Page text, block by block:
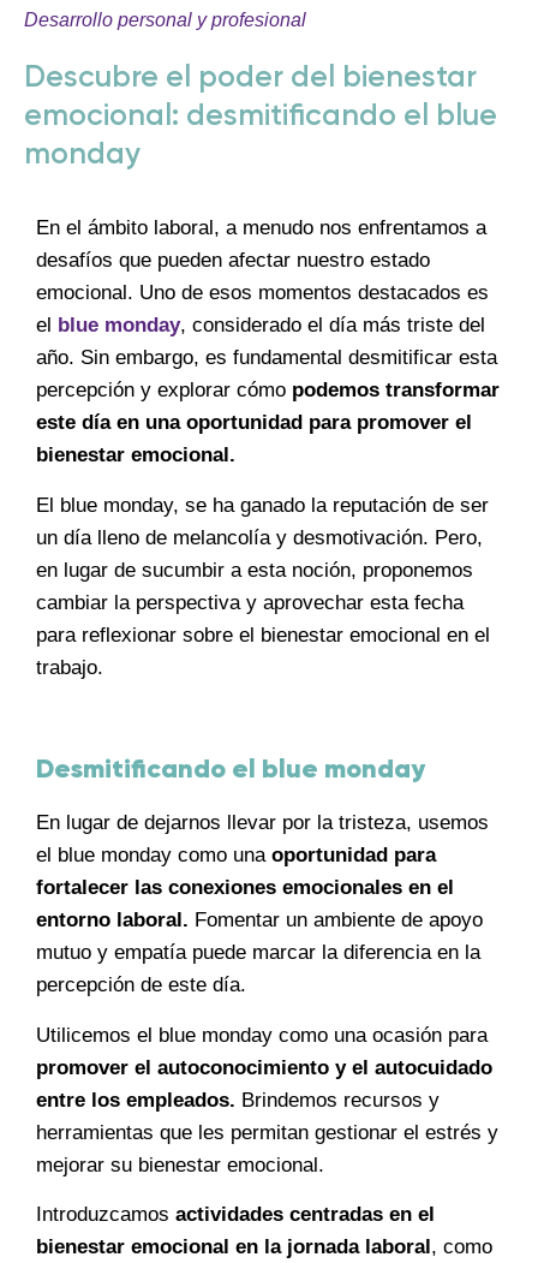
Desarrollo personal y profesional
Descubre el poder del bienestar
emocional: desmitificando el blue
monday
En el ámbito laboral, a menudo nos enfrentamos a
desafíos que pueden afectar nuestro estado
emocional. Uno de esos momentos destacados es
el
blue monday, considerado el día más triste del
año. Sin embargo, es fundamental desmitificar esta
percepción y explorar cómo podemos transformar
este día en una oportunidad para promover el
bienestar emocional.
El blue monday, se ha ganado la reputación de ser
un día lleno de melancolía y desmotivación. Pero,
en lugar de sucumbir a esta noción, proponemos
cambiar la perspectiva y aprovechar esta fecha
para reflexionar sobre el bienestar emocional en el
trabajo.
Desmitificando el blue monday
En lugar de dejarnos llevar por la tristeza, usemos
el blue monday como una oportunidad para
fortalecer las conexiones emocionales en el
entorno laboral. Fomentar un ambiente de apoyo
mutuo y empatía puede marcar la diferencia en la
percepción de este día.
Utilicemos el blue monday como una ocasión para
promover el autoconocimiento y el autocuidado
entre los empleados. Brindemos recursos y
herramientas que les permitan gestionar el estrés y
mejorar su bienestar emocional.
Introduzcamos actividades centradas en el
bienestar emocional en la jornada laboral, como